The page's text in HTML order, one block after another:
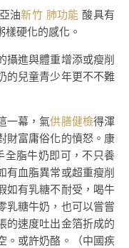
油新竹 肺功能酸具有
硬化的感化。
攝進與體重增添或瘦削
的兒童青少年更不不難
一幕，氣供膳健檢得渾
財富庸俗化的憤怒。康
全脂牛奶即可，不只養
有血脂異常或超重瘦削
如有乳糖不耐受，喝牛
乳糖牛奶，也可以嘗嘗
的速度吐出金箔折成的
。或許奶酪。（中國疾